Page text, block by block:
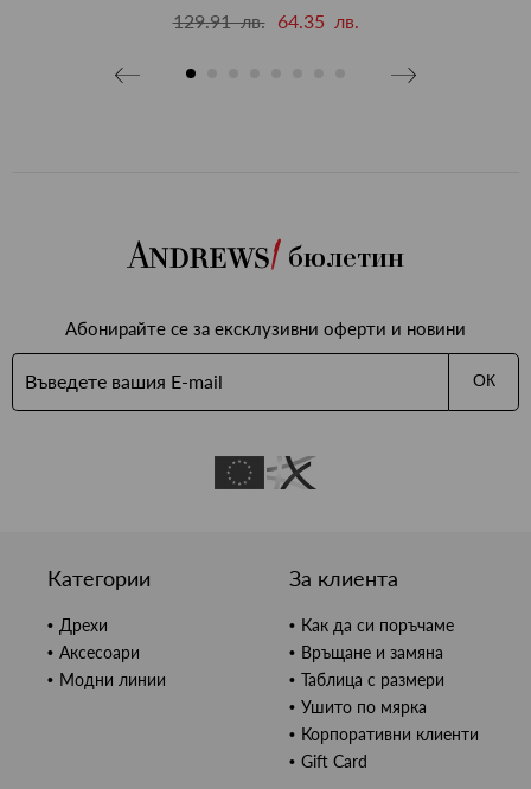
129.91 лв.
64.35 лв.
бюлетин
Абонирайте се за ексклузивни оферти и новини
ОК
Категории
Дрехи
Аксесоари
Модни линии
За клиента
Как да си поръчаме
Връщане и замяна
Таблица с размери
Ушито по мярка
Корпоративни клиенти
Gift Card